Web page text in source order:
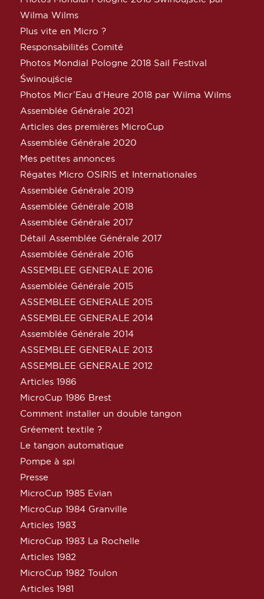
Wilma Wilms
Plus vite en Micro ?
Responsabilités Comité
Photos Mondial Pologne 2018 Sail Festival
Świnoujście
Photos Micr’Eau d’Heure 2018 par Wilma Wilms
Assemblée Générale 2021
Articles des premières MicroCup
Assemblée Générale 2020
Mes petites annonces
Régates Micro OSIRIS et Internationales
Assemblée Générale 2019
Assemblée Générale 2018
Assemblée Générale 2017
Détail Assemblée Générale 2017
Assemblée Générale 2016
ASSEMBLEE GENERALE 2016
Assemblée Générale 2015
ASSEMBLEE GENERALE 2015
ASSEMBLEE GENERALE 2014
Assemblée Générale 2014
ASSEMBLEE GENERALE 2013
ASSEMBLEE GENERALE 2012
Articles 1986
MicroCup 1986 Brest
Comment installer un double tangon
Gréement textile ?
Le tangon automatique
Pompe à spi
Presse
MicroCup 1985 Evian
MicroCup 1984 Granville
Articles 1983
MicroCup 1983 La Rochelle
Articles 1982
MicroCup 1982 Toulon
Articles 1981